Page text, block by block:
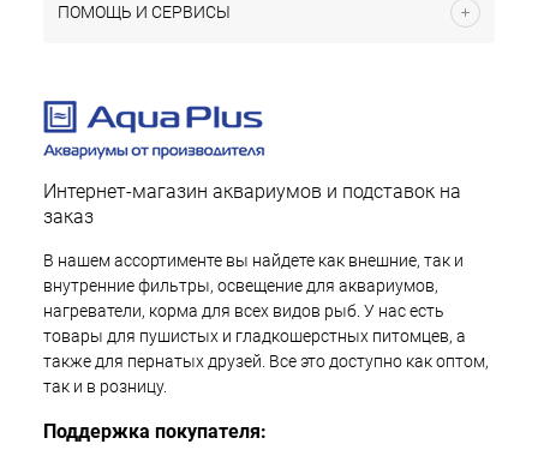
ПОМОЩЬ И СЕРВИСЫ
Интернет-магазин аквариумов и подставок на
заказ
В нашем ассортименте вы найдете как внешние, так и
внутренние фильтры, освещение для аквариумов,
нагреватели, корма для всех видов рыб. У нас есть
товары для пушистых и гладкошерстных питомцев, а
также для пернатых друзей. Все это доступно как оптом,
так и в розницу.
Поддержка покупателя: